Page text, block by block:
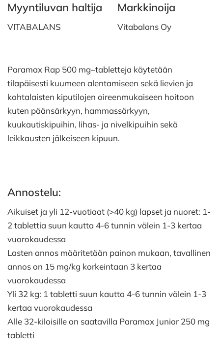
Myyntiluvan haltija
VITABALANS
Markkinoija
Vitabalans Oy
Paramax Rap 500 mg–tabletteja käytetään
tilapäisesti kuumeen alentamiseen sekä lievien ja
kohtalaisten kiputilojen oireenmukaiseen hoitoon
kuten päänsärkyyn, hammassärkyyn,
kuukautiskipuihin, lihas- ja nivelkipuihin sekä
leikkausten jälkeiseen kipuun.
Annostelu:
Aikuiset ja yli 12-vuotiaat (>40 kg) lapset ja nuoret: 1-
2 tablettia suun kautta 4-6 tunnin välein 1-3 kertaa
vuorokaudessa
Lasten annos määritetään painon mukaan, tavallinen
annos on 15 mg/kg korkeintaan 3 kertaa
vuorokaudessa
Yli 32 kg: 1 tabletti suun kautta 4-6 tunnin välein 1-3
kertaa vuorokaudessa
Alle 32-kiloisille on saatavilla Paramax Junior 250 mg
tabletti